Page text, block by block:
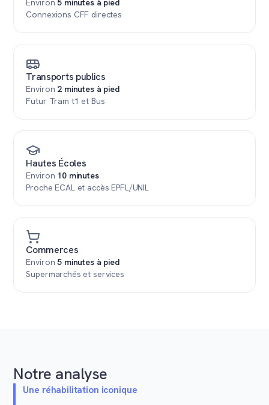
Environ5 minutes à pied
Connexions CFF directes
Transports publics
Environ 2 minutes à pied
Futur Tram t1 et Bus
Hautes Écoles
Environ 10 minutes
Proche ECAL et accès EPFL/UNIL
Commerces
Environ5 minutes à pied
Supermarchés et services
Notre analyse
Une réhabilitation iconique